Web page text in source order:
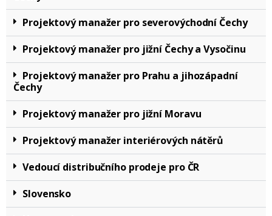
Projektový manažer pro severovýchodní Čechy
Projektový manažer pro jižní Čechy a Vysočinu
Projektový manažer pro Prahu a jihozápadní
Čechy
Projektový manažer pro jižní Moravu
Projektový manažer interiérových nátěrů
Vedoucí distribučního prodeje pro ČR
Slovensko